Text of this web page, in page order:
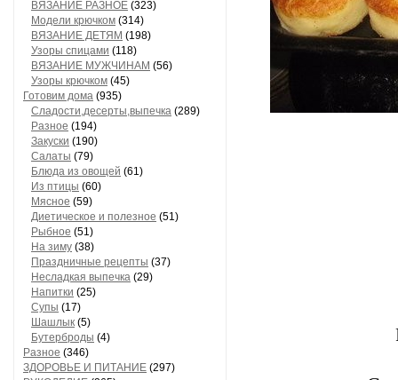
ВЯЗАНИЕ РАЗНОЕ (323)
Модели крючком (314)
ВЯЗАНИЕ ДЕТЯМ (198)
Узоры спицами (118)
ВЯЗАНИЕ МУЖЧИНАМ (56)
Узоры крючком (45)
Готовим дома (935)
Сладости,десерты,выпечка (289)
Разное (194)
Закуски (190)
Салаты (79)
Блюда из овощей (61)
Из птицы (60)
Мясное (59)
Диетическое и полезное (51)
Рыбное (51)
На зиму (38)
Праздничные рецепты (37)
Несладкая выпечка (29)
Напитки (25)
Супы (17)
Шашлык (5)
Бутерброды (4)
Разное (346)
ЗДОРОВЬЕ И ПИТАНИЕ (297)